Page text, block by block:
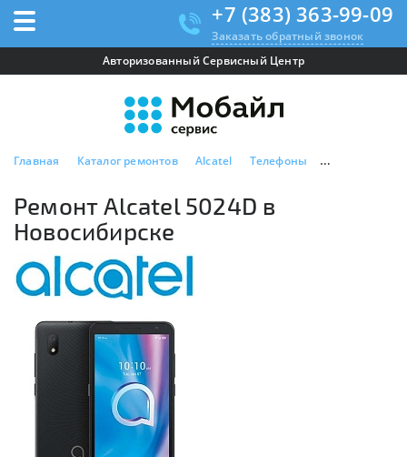
+7 (383) 363-99-09
Заказать обратный звонок
Авторизованный Сервисный Центр
Главная Каталог ремонтов Alcatel Телефоны Ремонт
Ремонт Alcatel 5024D в
Новосибирске